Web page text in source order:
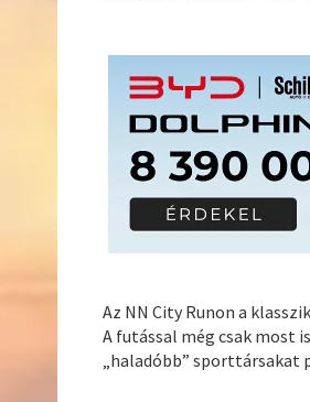
Az NN City Runon a
A futással még csak most
„haladóbb” sporttársakat